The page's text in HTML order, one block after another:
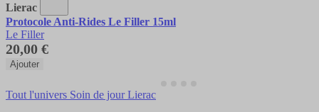
Lierac
Protocole Anti-Rides Le Filler 15ml
Le Filler
20,00 €
Ajouter
Tout l'univers Soin de jour Lierac